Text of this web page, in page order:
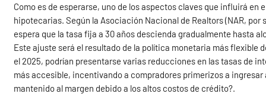
Como es de esperarse, uno de los aspectos claves que influirá
hipotecarias. Según la Asociación Nacional de Realtors (NAR,
espera que la tasa fija a 30 años descienda gradualmente hasta
Este ajuste será el resultado de la política monetaria más flexible
el 2025, podrían presentarse varias reducciones en las tasas de
más accesible, incentivando a compradores primerizos a
mantenido al margen debido a los altos costos de crédito?.